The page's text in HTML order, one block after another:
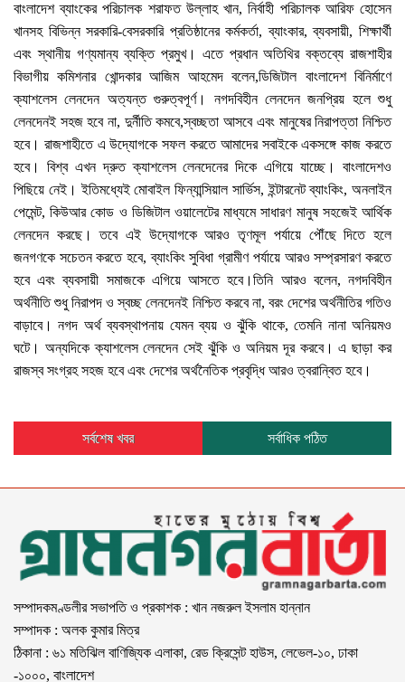
বাংলাদেশ ব্যাংকের পরিচালক শরাফত উল্লাহ খান, নির্বাহী পরিচালক আরিফ হোসেন
খানসহ বিভিন্ন সরকারি-বেসরকারি প্রতিষ্ঠানের কর্মকর্তা, ব্যাংকার, ব্যবসায়ী, শিক্ষার্থী
এবং স্থানীয় গণ্যমান্য ব্যক্তি প্রমুখ। এতে প্রধান অতিথির বক্তব্যে রাজশাহীর
বিভাগীয় কমিশনার খোন্দকার আজিম আহমেদ বলেন,ডিজিটাল বাংলাদেশ বিনির্মাণে
ক্যাশলেস লেনদেন অত্যন্ত গুরুত্বপূর্ণ। নগদবিহীন লেনদেন জনপ্রিয় হলে শুধু
লেনদেনই সহজ হবে না, দুর্নীতি কমবে,স্বচ্ছতা আসবে এবং মানুষের নিরাপত্তা নিশ্চিত
হবে। রাজশাহীতে এ উদ্যোগকে সফল করতে আমাদের সবাইকে একসঙ্গে কাজ করতে
হবে। বিশ্ব এখন দ্রুত ক্যাশলেস লেনদেনের দিকে এগিয়ে যাচ্ছে। বাংলাদেশও
পিছিয়ে নেই। ইতিমধ্যেই মোবাইল ফিন্যান্সিয়াল সার্ভিস, ইন্টারনেট ব্যাংকিং, অনলাইন
পেমেন্ট, কিউআর কোড ও ডিজিটাল ওয়ালেটের মাধ্যমে সাধারণ মানুষ সহজেই আর্থিক
লেনদেন করছে। তবে এই উদ্যোগকে আরও তৃণমূল পর্যায়ে পৌঁছে দিতে হলে
জনগণকে সচেতন করতে হবে, ব্যাংকিং সুবিধা গ্রামীণ পর্যায়ে আরও সম্প্রসারণ করতে
হবে এবং ব্যবসায়ী সমাজকে এগিয়ে আসতে হবে।তিনি আরও বলেন, নগদবিহীন
অর্থনীতি শুধু নিরাপদ ও স্বচ্ছ লেনদেনই নিশ্চিত করবে না, বরং দেশের অর্থনীতির গতিও
বাড়াবে। নগদ অর্থ ব্যবস্থাপনায় যেমন ব্যয় ও ঝুঁকি থাকে, তেমনি নানা অনিয়মও
ঘটে। অন্যদিকে ক্যাশলেস লেনদেন সেই ঝুঁকি ও অনিয়ম দূর করবে। এ ছাড়া কর
রাজস্ব সংগ্রহ সহজ হবে এবং দেশের অর্থনৈতিক প্রবৃদ্ধি আরও ত্বরান্বিত হবে।
সর্বশেষ খবর সর্বাধিক পঠিত
সম্পাদকমণ্ডলীর সভাপতি ও প্রকাশক : খান নজরুল ইসলাম হান্নান
সম্পাদক : অলক কুমার মিত্র
ঠিকানা : ৬১ মতিঝিল বাণিজ্যিক এলাকা, রেড ক্রিসেন্ট হাউস, লেভেল-১০, ঢাকা
-১০০০, বাংলাদেশ